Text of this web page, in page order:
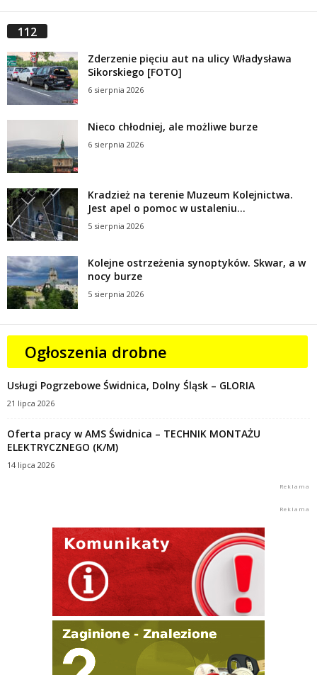
112
Zderzenie pięciu aut na ulicy Władysława
Sikorskiego [FOTO]
6 sierpnia 2026
Nieco chłodniej, ale możliwe burze
6 sierpnia 2026
Kradzież na terenie Muzeum Kolejnictwa.
Jest apel o pomoc w ustaleniu...
5 sierpnia 2026
Kolejne ostrzeżenia synoptyków. Skwar, a w
nocy burze
5 sierpnia 2026
Ogłoszenia drobne
Usługi Pogrzebowe Świdnica, Dolny Śląsk – GLORIA
21 lipca 2026
Oferta pracy w AMS Świdnica – TECHNIK MONTAŻU
ELEKTRYCZNEGO (K/M)
14 lipca 2026